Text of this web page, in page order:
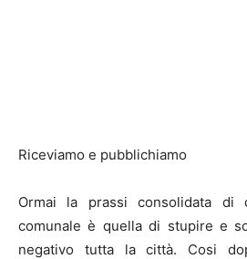
Riceviamo e pubblichiamo
Ormai la prassi consolidata di
comunale è quella di stupire e
negativo tutta la città. Cosi